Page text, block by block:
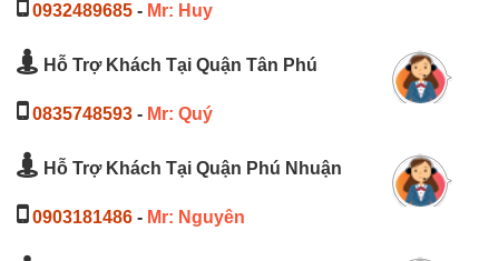
0932489685 - Mr: Huy
Hỗ Trợ Khách Tại Quận Tân Phú
0835748593 - Mr: Quý
Hỗ Trợ Khách Tại Quận Phú Nhuận
0903181486 - Mr: Nguyên